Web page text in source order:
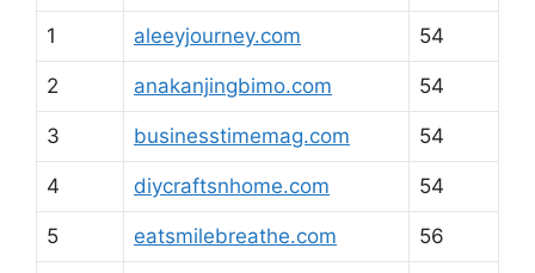
1 aleeyjourney.com 54
2 anakanjingbimo.com 54
3 businesstimemag.com 54
4 diycraftsnhome.com 54
5 eatsmilebreathe.com 56